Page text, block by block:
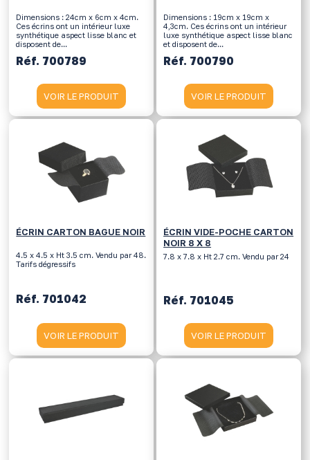
Dimensions : 24cm x 6cm x 4cm.
Ces écrins ont un intérieur luxe
synthétique aspect lisse blanc et
disposent de...
Réf. 700789
VOIR LE PRODUIT
Dimensions : 19cm x 19cm x
4,3cm. Ces écrins ont un intérieur
luxe synthétique aspect lisse blanc
et disposent de...
Réf. 700790
VOIR LE PRODUIT
ÉCRIN CARTON BAGUE NOIR
4.5 x 4.5 x Ht 3.5 cm. Vendu par 48.
Tarifs dégressifs
Réf. 701042
VOIR LE PRODUIT
ÉCRIN VIDE-POCHE CARTON
NOIR 8 X 8
7.8 x 7.8 x Ht 2.7 cm. Vendu par 24
Réf. 701045
VOIR LE PRODUIT